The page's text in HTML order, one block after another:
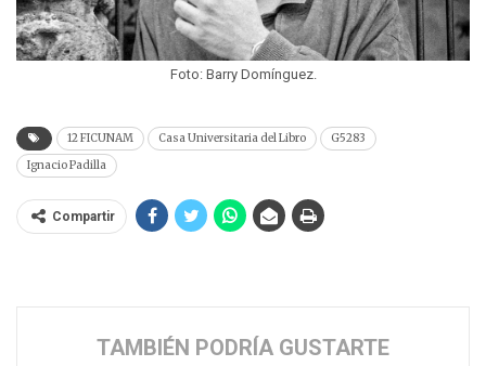
Foto: Barry Domínguez.
12 FICUNAM Casa Universitaria del Libro
G5283
Ignacio Padilla
Compartir
TAMBIÉN PODRÍA GUSTARTE